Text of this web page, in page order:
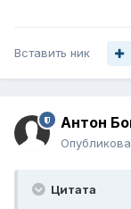
Вставить ник
Антон
Цитата